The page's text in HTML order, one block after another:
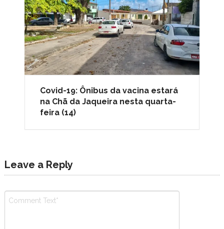
Covid-19: Ônibus da vacina estará
na Chã da Jaqueira nesta quarta-
feira (14)
Leave a Reply